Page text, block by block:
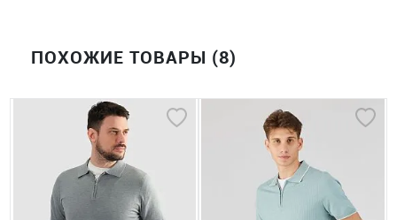
ПОХОЖИЕ ТОВАРЫ (8)